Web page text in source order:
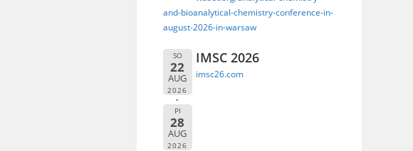
and-bioanalytical-chemistry-conference-in-
august-2026-in-warsaw
SO
22
AUG
2026
PI
28
AUG
2026
IMSC 2026
imsc26.com